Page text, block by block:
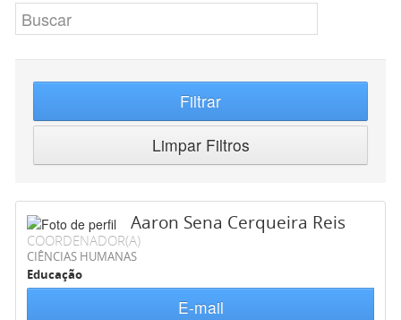
Filtrar
Limpar Filtros
Aaron Sena Cerqueira Reis
COORDENADOR(A)
CIÊNCIAS HUMANAS
Educação
E-mail